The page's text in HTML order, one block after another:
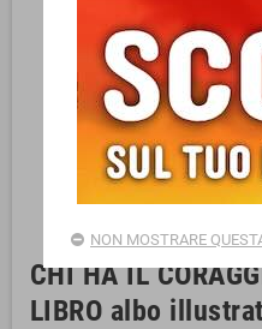
CHI HA IL
LIBRO albo
NON MOSTRARE